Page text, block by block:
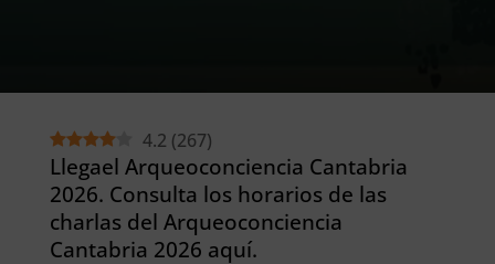
4.2 (267)
Llegael Arqueoconciencia Cantabria
2026. Consulta los horarios de las
charlas del Arqueoconciencia
Cantabria 2026 aquí.